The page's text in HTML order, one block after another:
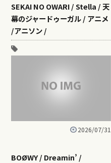
SEKAI NO OWARI / Stella / 天
幕のジャードゥーガル / アニメ
/アニソン /
2026/07/31
BOØWY / Dreamin’ /